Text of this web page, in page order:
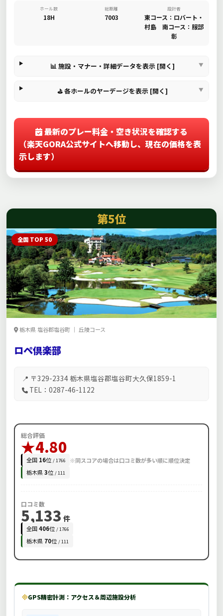
ホール数
18H
総距離
7003
設計者
東コース：ロバート・
村島 南コース：服部
彰
📊 施設・マナー・詳細データを表示 [開く]
⛳ 各ホールのヤーデージを表示 [開く]
最新のプレー料金・空き状況を確認する
（楽天GORA公式サイトへ移動し、現在の価格を表
示します）
第5位
全国 TOP 50
栃木県 塩谷郡塩谷町 ｜ 丘陵コース
ロペ倶楽部
📍 〒329-2334 栃木県塩谷郡塩谷町大久保1859-1
TEL：0287-46-1122
総合評価
★4.80
全国 16位 / 1766
栃木県3位 / 111
※同スコアの場合は口コミ数が多い順に順位決定
口コミ数
5,133 件
全国406位 / 1766
栃木県 70位 / 111
GPS精密計測：アクセス＆周辺施設分析